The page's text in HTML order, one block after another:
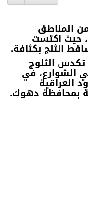
المناطق
حيث اكتست
الثلج بكثافة.
الثلوج
الشوارع، في
العراقية
بمحافظة دهوك.